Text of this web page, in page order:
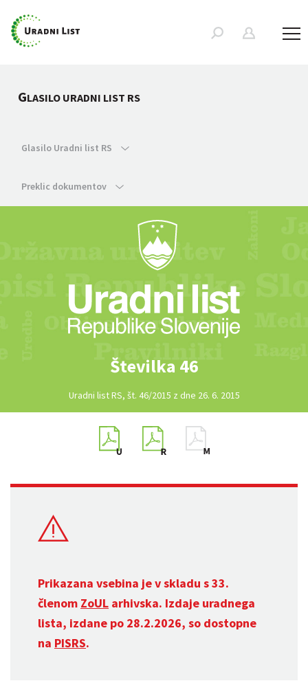
GLASILO URADNI LIST RS
Glasilo Uradni list RS
Preklic dokumentov
Številka 46
Uradni list RS, št. 46/2015 z dne 26. 6. 2015
Prikazana vsebina je v skladu s 33.
členom ZoUL arhivska. Izdaje uradnega
lista, izdane po 28.2.2026, so dostopne
na PISRS.